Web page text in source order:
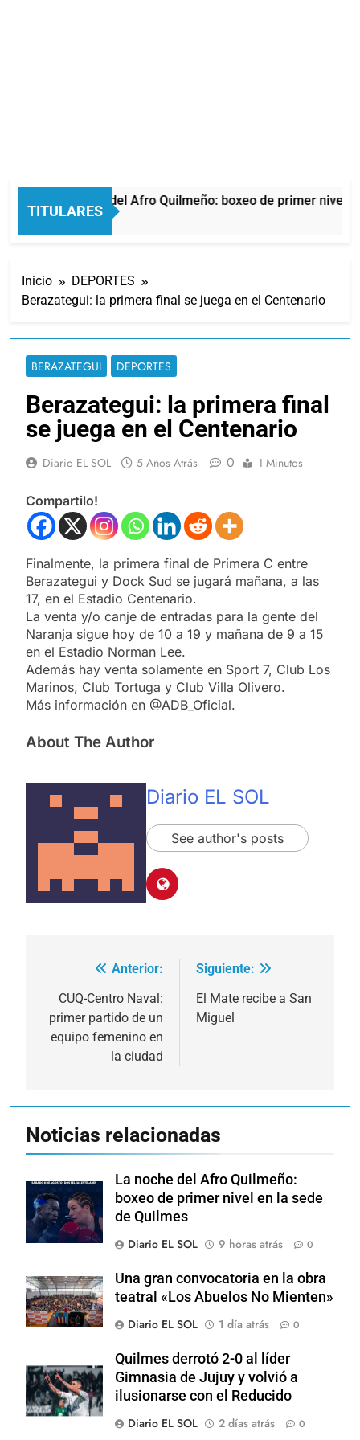
TITULARES
La noche del Afro Quilmeño: boxeo de primer nivel
9 Horas Atrás
Inicio
DEPORTES
Berazategui: la primera final se juega en el Centenario
BERAZATEGUI DEPORTES
Berazategui: la primera final
se juega en el Centenario
Diario EL SOL 5 Años Atrás 0 1 Minutos
Compartilo!
Finalmente, la primera final de Primera C entre
Berazategui y Dock Sud se jugará mañana, a las
17, en el Estadio Centenario.
La venta y/o canje de entradas para la gente del
Naranja sigue hoy de 10 a 19 y mañana de 9 a 15
en el Estadio Norman Lee.
Además hay venta solamente en Sport 7, Club Los
Marinos, Club Tortuga y Club Villa Olivero.
Más información en @ADB_Oficial.
About The Author
Diario EL SOL
See author's posts
Navegación
de
entradas
Anterior:
CUQ-Centro Naval:
primer partido de un
equipo femenino en
la ciudad
Siguiente:
El Mate recibe a San
Miguel
Noticias relacionadas
La noche del Afro Quilmeño:
boxeo de primer nivel en la sede
de Quilmes
Diario EL SOL
9 horas atrás 0
Una gran convocatoria en la obra
teatral «Los Abuelos No Mienten»
Diario EL SOL
1 día atrás 0
Quilmes derrotó 2-0 al líder
Gimnasia de Jujuy y volvió a
ilusionarse con el Reducido
Diario EL SOL
2 días atrás 0